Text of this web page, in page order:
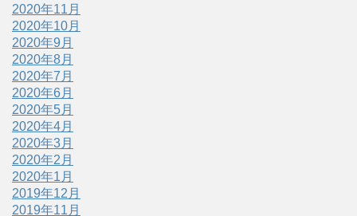
2020年11月
2020年10月
2020年9月
2020年8月
2020年7月
2020年6月
2020年5月
2020年4月
2020年3月
2020年2月
2020年1月
2019年12月
2019年11月